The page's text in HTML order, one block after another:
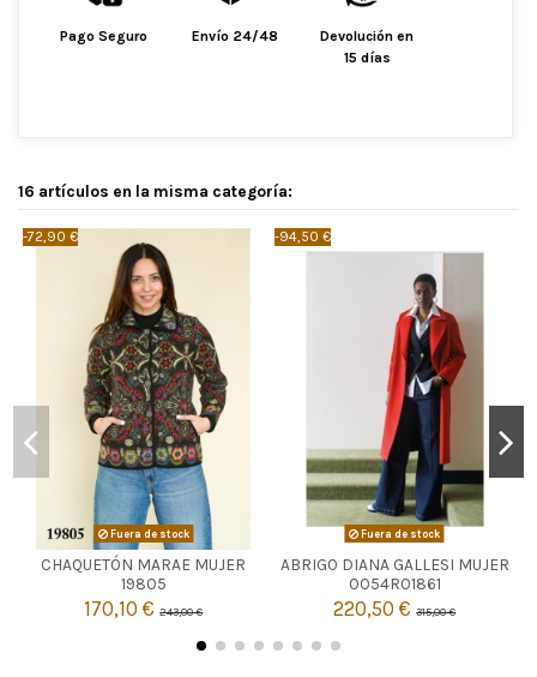
Pago Seguro Envío 24/48
Devolución en
15 días
16 artículos en la misma categoría:
-72,90 €
Fuera de stock
CHAQUETÓN MARAE MUJER
19805
170,10 €243,00 €
 Agotado
-94,50 €
Fuera de stock
ABRIGO DIANA GALLESI MUJER
0054R01861
220,50 €315,00 €
 Agotado